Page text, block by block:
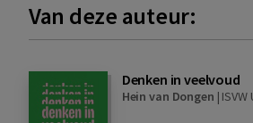
Van deze auteur:
Denken in veelvoud
Hein van Dongen |